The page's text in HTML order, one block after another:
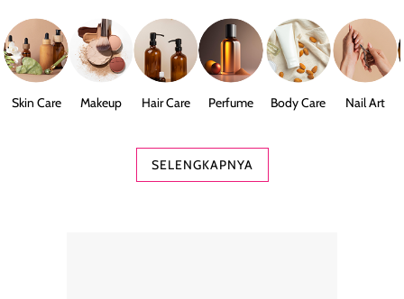
Skin Care Makeup Hair Care Perfume Body Care Nail Art
SELENGKAPNYA